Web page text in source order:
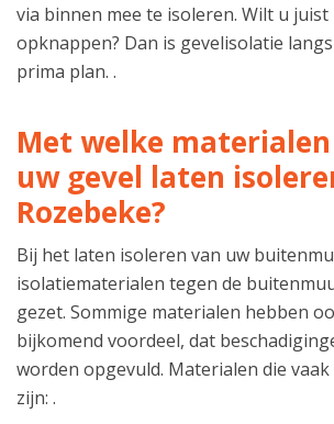
via binnen mee te isoleren. Wilt u juist
opknappen? Dan is gevelisolatie
prima plan. .
Met welke
uw gevel laten
Rozebeke?
Bij het laten isoleren van uw
isolatiematerialen tegen de
gezet. Sommige materialen hebben
bijkomend voordeel, dat
worden opgevuld. Materialen die
zijn: .